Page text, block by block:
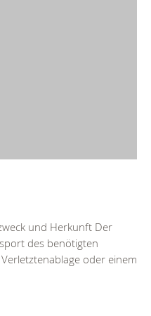
und Herkunft Der
des benötigten
oder einem